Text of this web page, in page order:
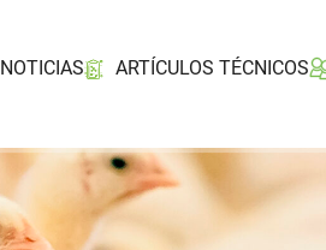
NOTICIAS ARTÍCULOS TÉCNICOS